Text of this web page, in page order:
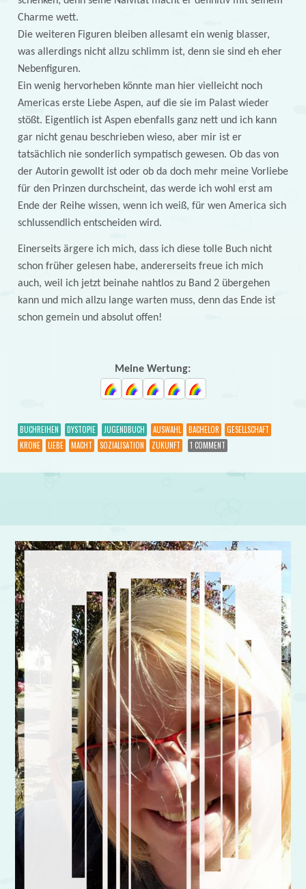
Charme wett.
Die weiteren Figuren bleiben allesamt ein wenig blasser,
was allerdings nicht allzu schlimm ist, denn sie sind eh eher
Nebenfiguren.
Ein wenig hervorheben könnte man hier vielleicht noch
Americas erste Liebe Aspen, auf die sie im Palast wieder
stößt. Eigentlich ist Aspen ebenfalls ganz nett und ich kann
gar nicht genau beschrieben wieso, aber mir ist er
tatsächlich nie sonderlich sympatisch gewesen. Ob das von
der Autorin gewollt ist oder ob da doch mehr meine Vorliebe
für den Prinzen durchscheint, das werde ich wohl erst am
Ende der Reihe wissen, wenn ich weiß, für wen America sich
schlussendlich entscheiden wird.
Einerseits ärgere ich mich, dass ich diese tolle Buch nicht
schon früher gelesen habe, andererseits freue ich mich
auch, weil ich jetzt beinahe nahtlos zu Band 2 übergehen
kann und mich allzu lange warten muss, denn das Ende ist
schon gemein und absolut offen!
Meine Wertung:
BUCHREIHEN DYSTOPIE JUGENDBUCH AUSWAHL BACHELOR
GESELLSCHAFT
KRONE
LIEBE MACHT SOZIALISATION ZUKUNFT 1 COMMENT
Post navigation